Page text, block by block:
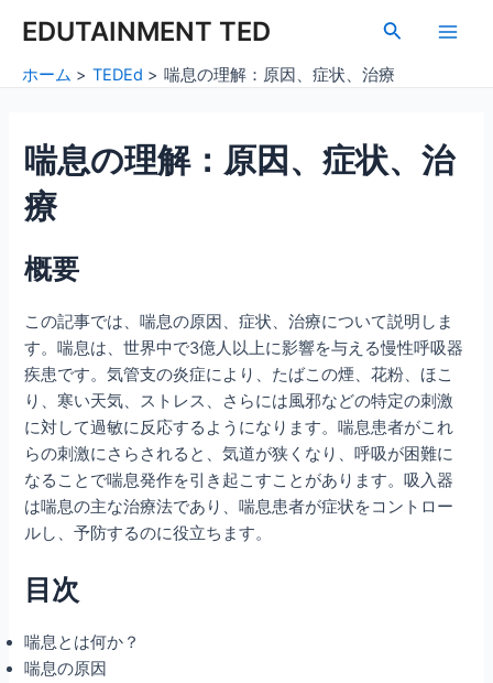
EDUTAINMENT TED
検
Main
ホーム TEDEd 喘息の理解：原因、症状、治療
喘息の理解：原因、症状、治
療
概要
この記事では、喘息の原因、症状、治療について説明しま
す。喘息は、世界中で3億人以上に影響を与える慢性呼吸器
疾患です。気管支の炎症により、たばこの煙、花粉、ほこ
り、寒い天気、ストレス、さらには風邪などの特定の刺激
に対して過敏に反応するようになります。喘息患者がこれ
らの刺激にさらされると、気道が狭くなり、呼吸が困難に
なることで喘息発作を引き起こすことがあります。吸入器
は喘息の主な治療法であり、喘息患者が症状をコントロー
ルし、予防するのに役立ちます。
目次
喘息とは何か？
喘息の原因
navigation